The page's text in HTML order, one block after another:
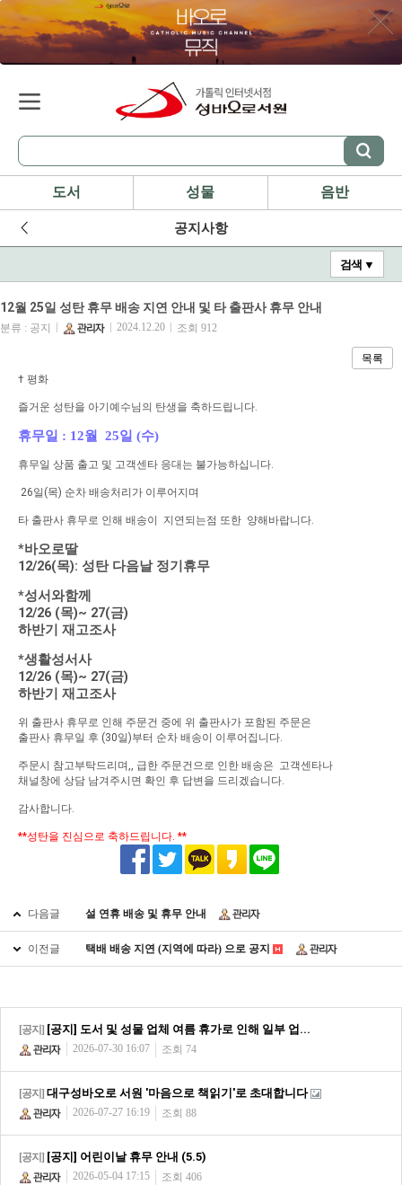
도서 성물 음반
공지사항
검색 ▼
12월 25일 성탄 휴무 배송 지연 안내 및 타 출판사 휴무 안내
분류 : 공지 2024.12.20 조회 912
목록
† 평화
즐거운 성탄을 아기예수님의 탄생을 축하드립니다.
휴무일 : 12월 25일 (수)
휴무일 상품 출고 및 고객센타 응대는 불가능하십니다.
26일(목) 순차 배송처리가 이루어지며
타 출판사 휴무로 인해 배송이 지연되는점 또한 양해바랍니다.
*바오로딸
12/26(목): 성탄 다음날 정기휴무
*성서와함께
12/26 (목)~ 27(금)
하반기 재고조사
*생활성서사
12/26 (목)~ 27(금)
하반기 재고조사
위 출판사 휴무로 인해 주문건 중에 위 출판사가 포함된 주문은
출판사 휴무일 후 (30일)부터 순차 배송이 이루어집니다.
주문시 참고부탁드리며,, 급한 주문건으로 인한 배송은 고객센타나
채널창에 상담 남겨주시면 확인 후 답변을 드리겠습니다.
감사합니다.
**성탄을 진심으로 축하드립니다. **
다음글 설 연휴 배송 및 휴무 안내
이전글 택배 배송 지연 (지역에 따라) 으로 공지
[공지] [공지] 도서 및 성물 업체 여름 휴가로 인해 일부 업...
2026-07-30 16:07 조회 74
[공지] 대구성바오로 서원 '마음으로 책읽기'로 초대합니다
2026-07-27 16:19 조회 88
[공지] [공지] 어린이날 휴무 안내 (5.5)
2026-05-04 17:15 조회 406